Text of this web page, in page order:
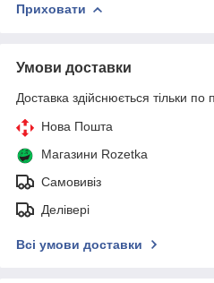
Приховати
Умови доставки
Доставка здійснюється тільки по
Нова Пошта
Магазини Rozetka
Самовивіз
Делівері
Всі умови доставки